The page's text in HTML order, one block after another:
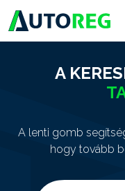
A
A lenti gomb
hogy tovább